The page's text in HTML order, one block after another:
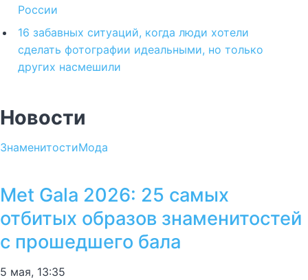
России
16 забавных ситуаций, когда люди хотели
сделать фотографии идеальными, но только
других насмешили
Новости
ЗнаменитостиМода
Met Gala 2026: 25 самых
отбитых образов знаменитостей
с прошедшего бала
5 мая, 13:35